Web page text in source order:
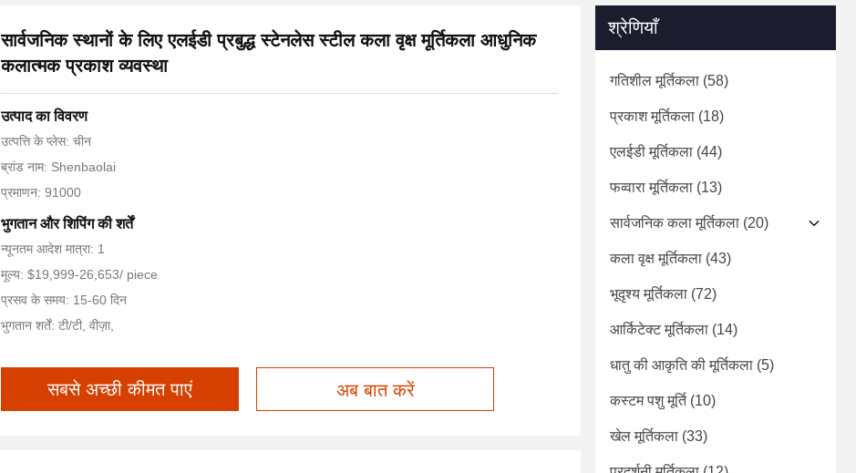
सार्वजनिक स्थानों के लिए एलईडी प्रबुद्ध स्टेनलेस स्टील कला वृक्ष मूर्तिकला आधुनिक
कलात्मक प्रकाश व्यवस्था
उत्पाद का विवरण
उत्पत्ति के प्लेस: चीन
ब्रांड नाम: Shenbaolai
प्रमाणन: 91000
भुगतान और शिपिंग की शर्तें
न्यूनतम आदेश मात्रा: 1
मूल्य: $19,999-26,653/ piece
प्रसव के समय: 15-60 दिन
भुगतान शर्तें: टी/टी, वीज़ा,
सबसे अच्छी कीमत पाएं अब बात करें
श्रेणियाँ
गतिशील मूर्तिकला (58)
प्रकाश मूर्तिकला (18)
एलईडी मूर्तिकला (44)
फव्वारा मूर्तिकला (13)
सार्वजनिक कला मूर्तिकला (20)
कला वृक्ष मूर्तिकला (43)
भूदृश्य मूर्तिकला (72)
आर्किटेक्ट मूर्तिकला (14)
धातु की आकृति की मूर्तिकला (5)
कस्टम पशु मूर्ति(10)
खेल मूर्तिकला (33)